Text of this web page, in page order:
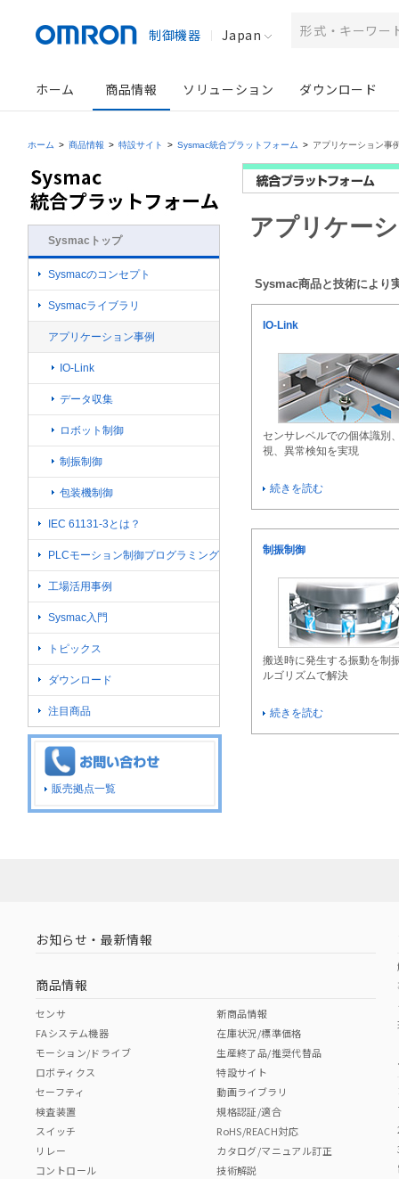
制御機器 Japan
ホーム 商品情報 ソリューション ダウンロード
ホーム > 商品情報 > 特設サイト > Sysmac統合プラットフォーム > アプリケーション事
アプリケー
Sysmac商品と技術により
IO-Link
センサレベルでの個体識別
視、異常検知を実現
続きを読む
制振制御
搬送時に発生する振動を制
ルゴリズムで解決
続きを読む
Sysmacトップ
Sysmacのコンセプト
Sysmacライブラリ
アプリケーション事例
IO-Link
データ収集
ロボット制御
制振制御
包装機制御
IEC 61131-3とは？
PLCモーション制御プログラミング
工場活用事例
Sysmac入門
トピックス
ダウンロード
注目商品
販売拠点一覧
お知らせ・最新情報
商品情報
センサ
FAシステム機器
モーション/ドライブ
ロボティクス
セーフティ
検査装置
スイッチ
リレー
コントロール
新商品情報
在庫状況/標準価格
生産終了品/推奨代替品
特設サイト
動画ライブラリ
規格認証/適合
RoHS/REACH対応
カタログ/マニュアル訂正
技術解説